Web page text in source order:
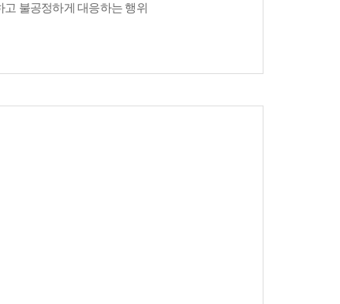
불공정하게 대응하는 행위